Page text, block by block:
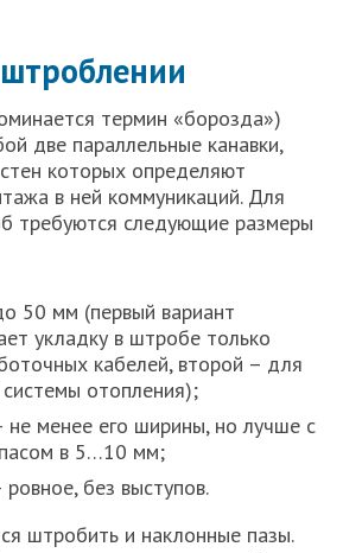
термин «борозда»)
две параллельные канавки,
которых определяют
в ней коммуникаций. Для
требуются следующие размеры
50 мм (первый вариант
укладку в штробе только
кабелей, второй – для
отопления);
не менее его ширины, но лучше с
в 5…10 мм;
без выступов.
штробить и наклонные пазы.